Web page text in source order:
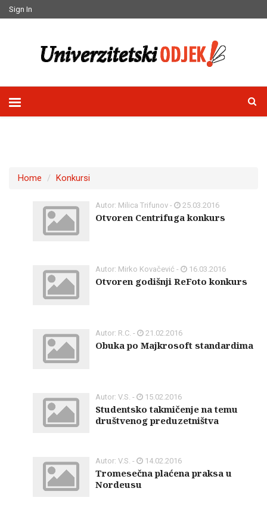
Sign In
Home Konkursi
Autor: Milica Trifunov - 25.03.2016
Otvoren Centrifuga konkurs
Autor: Mirko Kovačević - 16.03.2016
Otvoren godišnji ReFoto konkurs
Autor: R.C. - 21.02.2016
Obuka po Majkrosoft standardima
Autor: V.S. - 15.02.2016
Studentsko takmičenje na temu
društvenog preduzetništva
Autor: V.S. - 14.02.2016
Tromesečna plaćena praksa u
Nordeusu